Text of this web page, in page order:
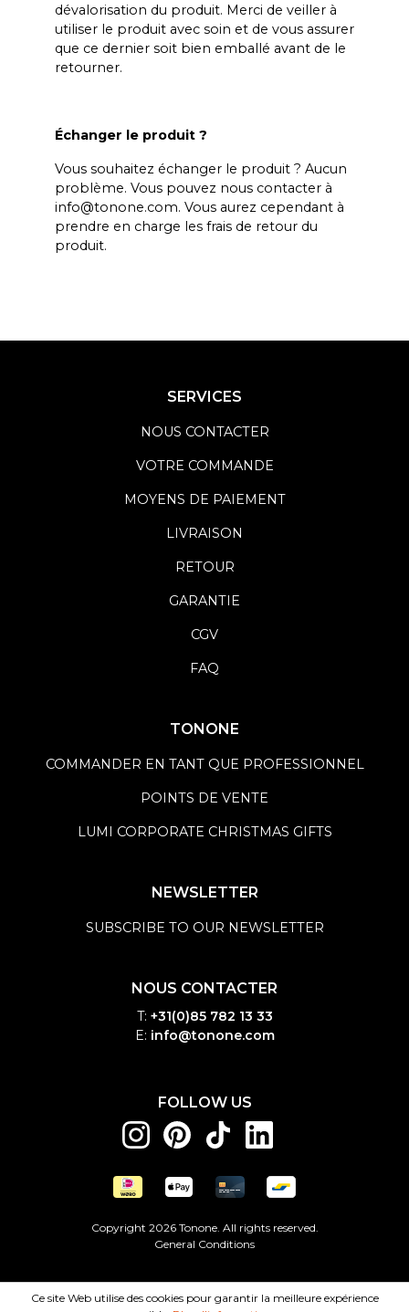
dévalorisation du produit. Merci de veiller à
utiliser le produit avec soin et de vous assurer
que ce dernier soit bien emballé avant de le
retourner.
Échanger le produit ?
Vous souhaitez échanger le produit ? Aucun
problème. Vous pouvez nous contacter à
info@tonone.com. Vous aurez cependant à
prendre en charge les frais de retour du
produit.
NOUS CONTACTER
T: +31(0)85 782 13 33
E: info@tonone.com
FOLLOW US
SERVICES
NOUS CONTACTER
VOTRE COMMANDE
MOYENS DE PAIEMENT
LIVRAISON
RETOUR
GARANTIE
CGV
FAQ
TONONE
COMMANDER EN TANT QUE PROFESSIONNEL
POINTS DE VENTE
LUMI CORPORATE CHRISTMAS GIFTS
NEWSLETTER
SUBSCRIBE TO OUR NEWSLETTER
Copyright 2026 Tonone. All rights reserved.
General Conditions
Ce site Web utilise des cookies pour garantir la meilleure expérience